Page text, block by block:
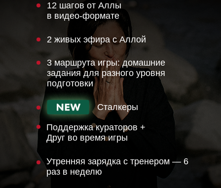
3 маршрута игры: домашние
задания для разного уровня
подготовки
Утренняя зарядка с тренером — 6
раз в неделю
Поддержка кураторов +
Друг во время игры
2 живых эфира с Аллой
12 шагов от Аллы
в видео-формате
Сталкеры